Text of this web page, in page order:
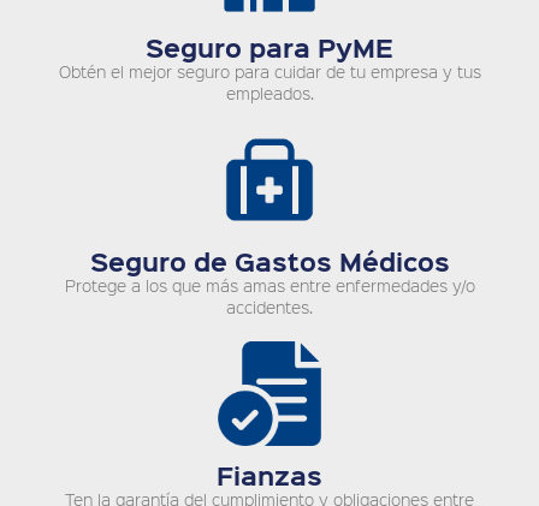
Seguro para PyME
Obtén el mejor seguro para cuidar de tu empresa y tus
empleados.
Seguro de Gastos Médicos
Protege a los que más amas entre enfermedades y/o
accidentes.
Fianzas
Ten la garantía del cumplimiento y obligaciones entre